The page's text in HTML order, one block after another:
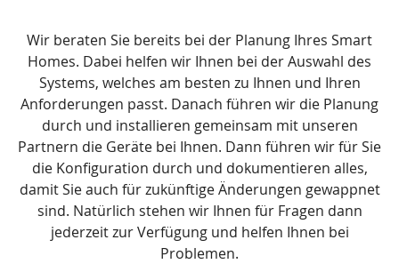
Wir beraten Sie bereits bei der Planung Ihres Smart
Homes. Dabei helfen wir Ihnen bei der Auswahl des
Systems, welches am besten zu Ihnen und Ihren
Anforderungen passt. Danach führen wir die Planung
durch und installieren gemeinsam mit unseren
Partnern die Geräte bei Ihnen. Dann führen wir für Sie
die Konfiguration durch und dokumentieren alles,
damit Sie auch für zukünftige Änderungen gewappnet
sind. Natürlich stehen wir Ihnen für Fragen dann
jederzeit zur Verfügung und helfen Ihnen bei
Problemen.